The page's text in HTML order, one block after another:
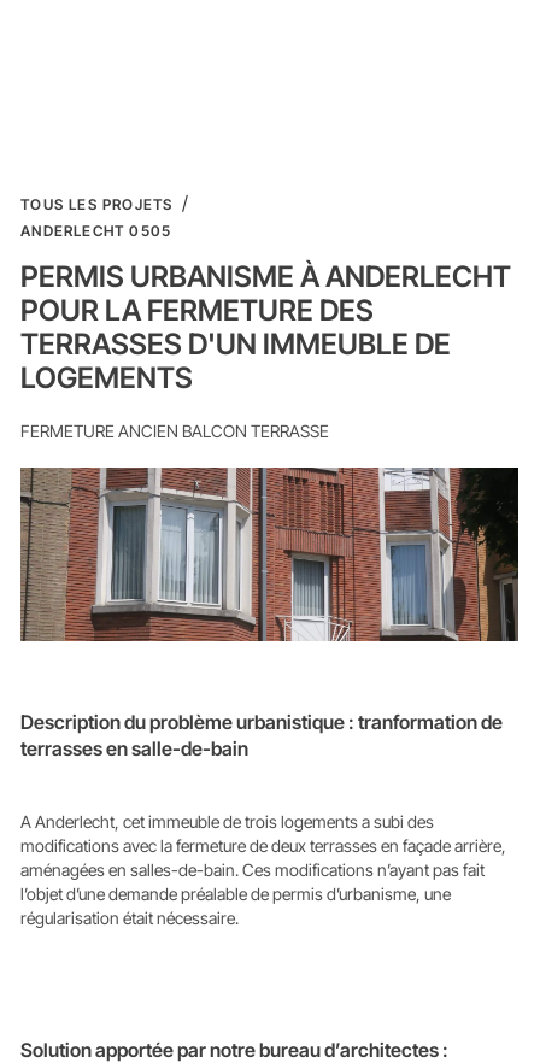
TOUS LES PROJETS
ANDERLECHT 0505
PERMIS URBANISME À ANDERLECHT
POUR LA FERMETURE DES
TERRASSES D'UN IMMEUBLE DE
LOGEMENTS
FERMETURE ANCIEN BALCON TERRASSE
Description du problème urbanistique : tranformation de
terrasses en salle-de-bain
A Anderlecht, cet immeuble de trois logements a subi des
modifications avec la fermeture de deux terrasses en façade arrière,
aménagées en salles-de-bain. Ces modifications n’ayant pas fait
l’objet d’une demande préalable de permis d’urbanisme, une
régularisation était nécessaire.
Solution apportée par notre bureau d’architectes :